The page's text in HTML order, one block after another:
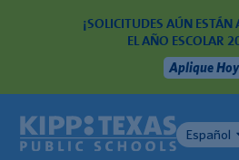
¡SOLICITUDES AÚN ESTÁN
EL AÑO ESCOLAR
Aplique Hoy
Español